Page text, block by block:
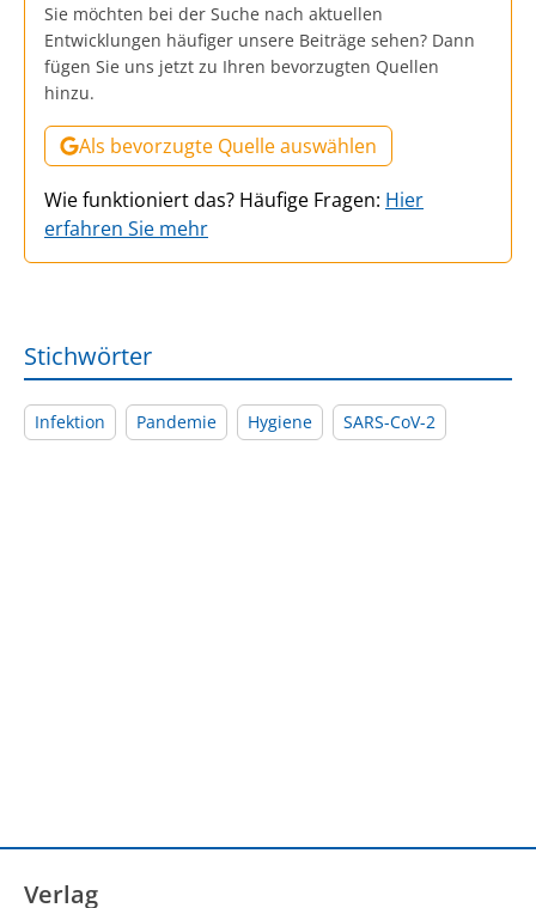
Sie möchten bei der Suche nach aktuellen
Entwicklungen häufiger unsere Beiträge sehen? Dann
fügen Sie uns jetzt zu Ihren bevorzugten Quellen
hinzu.
Als bevorzugte Quelle auswählen
Wie funktioniert das? Häufige Fragen: Hier
erfahren Sie mehr
Stichwörter
Infektion Pandemie Hygiene SARS-CoV-2
Verlag